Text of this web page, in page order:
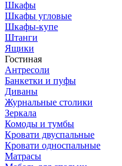
Шкафы
Шкафы угловые
Шкафы-купе
Штанги
Ящики
Гостиная
Антресоли
Банкетки и пуфы
Диваны
Журнальные столики
Зеркала
Комоды и тумбы
Кровати двуспальные
Кровати односпальные
Матрасы